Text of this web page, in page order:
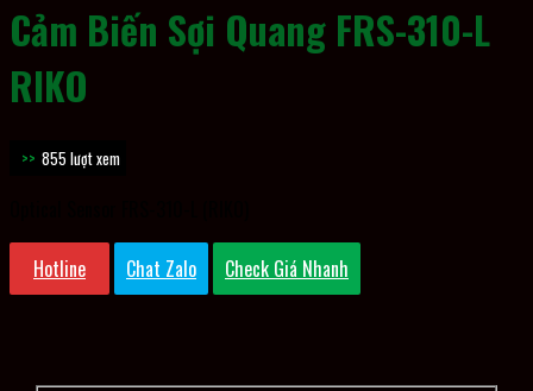
Cảm Biến Sợi Quang FRS-310-L
RIKO
855 lượt xem
Hotline Chat Zalo Check Giá Nhanh